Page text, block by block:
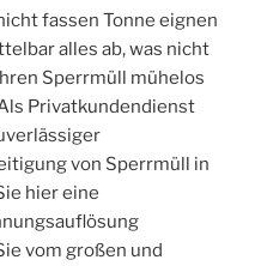
fassen Tonne eignen
alles ab, was nicht
Sperrmüll mühelos
Privatkundendienst
von Sperrmüll in
hier eine
vom großen und